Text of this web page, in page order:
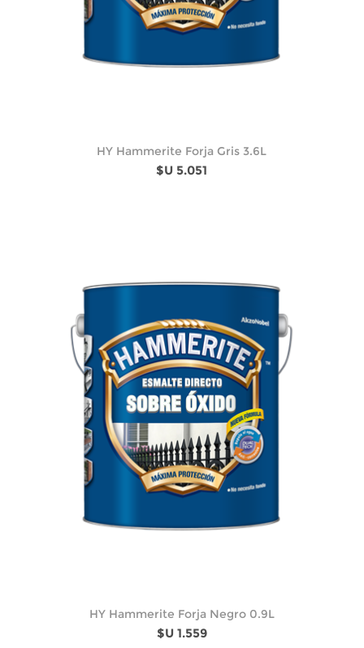
HY Hammerite Forja Gris 3.6L
$U 5.051
HY Hammerite Forja Negro 0.9L
$U 1.559